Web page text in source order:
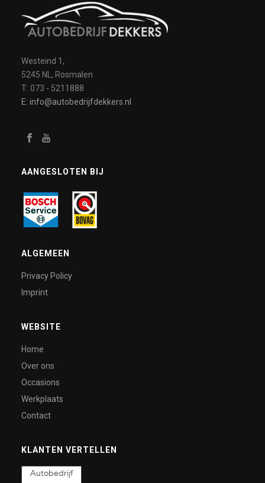
Westeind 1,
5245 NL, Rosmalen
T: 073 - 5211888
E: info@autobedrijfdekkers.nl
AANGESLOTEN BIJ
ALGEMEEN
Privacy Policy
Imprint
WEBSITE
Home
Over ons
Occasions
Werkplaats
Contact
KLANTEN VERTELLEN
Autobedrijf